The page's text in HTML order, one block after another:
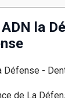
la
de La